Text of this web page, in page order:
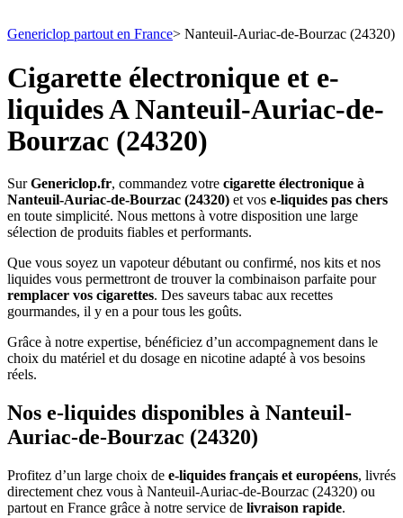
Genericlop partout en France> Nanteuil-Auriac-de-Bourzac (24320)
Cigarette électronique et e-
liquides A Nanteuil-Auriac-de-
Bourzac (24320)
SurGenericlop.fr, commandez votre cigarette électronique à
Nanteuil-Auriac-de-Bourzac (24320) et vos e-liquides pas chers
en toute simplicité. Nous mettons à votre disposition une large
sélection de produits fiables et performants.
Que vous soyez un vapoteur débutant ou confirmé, nos kits et nos
liquides vous permettront de trouver la combinaison parfaite pour
remplacer vos cigarettes. Des saveurs tabac aux recettes
gourmandes, il y en a pour tous les goûts.
Grâce à notre expertise, bénéficiez d’un accompagnement dans le
choix du matériel et du dosage en nicotine adapté à vos besoins
réels.
Nos e-liquides disponibles à Nanteuil-
Auriac-de-Bourzac (24320)
Profitez d’un large choix de e-liquides français et européens, livrés
directement chez vous à Nanteuil-Auriac-de-Bourzac (24320) ou
partout en France grâce à notre service de livraison rapide.